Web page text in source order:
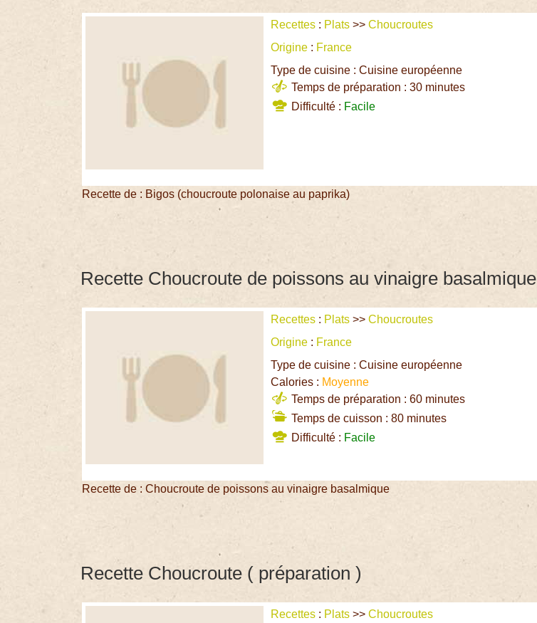
Recettes : Plats >>Choucroutes
Origine : France
Type de cuisine : Cuisine européenne
Temps de préparation : 30 minutes
Difficulté : Facile
Recette de : Bigos (choucroute polonaise au paprika)
Recette Choucroute de poissons au vinaigre basalmique
Recettes : Plats >>Choucroutes
Origine : France
Type de cuisine : Cuisine européenne
Calories : Moyenne
Temps de préparation : 60 minutes
Temps de cuisson : 80 minutes
Difficulté : Facile
Recette de : Choucroute de poissons au vinaigre basalmique
Recette Choucroute ( préparation )
Recettes : Plats >>Choucroutes